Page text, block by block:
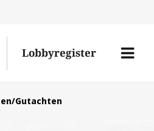
Lobbyregister
Menü
Gutachten